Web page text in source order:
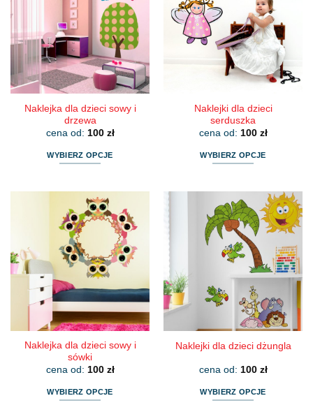
Opcje
można
wybrać
na
stronie
produktu
Opcje
można
wybrać
na
stronie
produktu
Naklejka dla dzieci sowy i
drzewa
cena od: 100 zł
WYBIERZ OPCJE
ma
wiele
wariantów.
Opcje
można
wybrać
na
stronie
produktu
Naklejki dla dzieci
serduszka
cena od: 100 zł
WYBIERZ OPCJE
ma
wiele
wariantów.
Opcje
można
wybrać
stronie
produktu
Naklejka dla dzieci sowy i
sówki
cena od: 100 zł
WYBIERZ OPCJE
Naklejki dla dzieci dżungla
cena od: 100 zł
WYBIERZ OPCJE